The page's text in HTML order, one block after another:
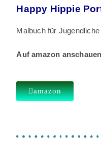
Happy Hippie
Malbuch für
Auf amazon
amazon